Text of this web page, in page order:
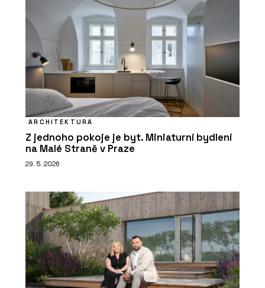
ARCHITEKTURA
Z jednoho pokoje je byt. Miniaturní bydlení
na Malé Straně v Praze
29. 5. 2026